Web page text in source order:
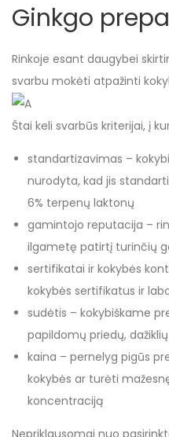
Ginkgo
Rinkoje esant daugybei
svarbu mokėti atpažinti
Štai keli svarbūs kriterijai, į
standartizavimas –
nurodyta, kad jis
6% terpenų laktonų
gamintojo reputacija –
ilgametę patirtį turinčių
sertifikatai ir kokybės
kokybės sertifikatus ir
sudėtis – kokybiškame
papildomų priedų,
kaina – pernelyg pigūs
kokybės ar turėti
koncentraciją